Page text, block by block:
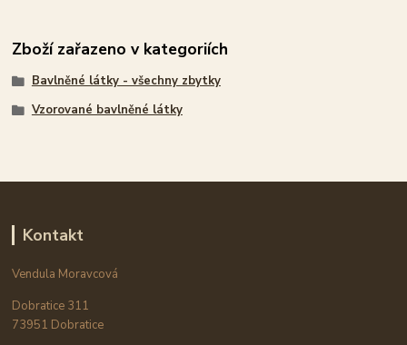
Zboží zařazeno v kategoriích
Bavlněné látky - všechny zbytky
Vzorované bavlněné látky
Kontakt
Vendula Moravcová
Dobratice 311
73951 Dobratice